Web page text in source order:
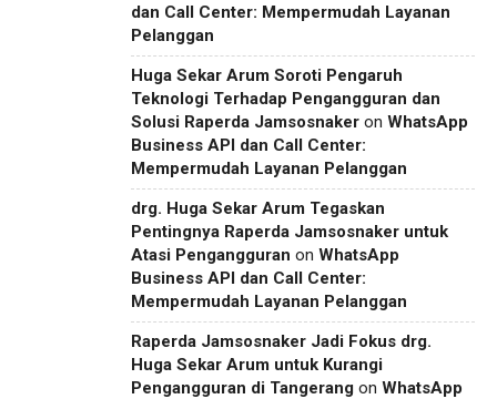
dan Call Center: Mempermudah Layanan
Pelanggan
Huga Sekar Arum Soroti Pengaruh
Teknologi Terhadap Pengangguran dan
Solusi Raperda Jamsosnaker on WhatsApp
Business API dan Call Center:
Mempermudah Layanan Pelanggan
drg. Huga Sekar Arum Tegaskan
Pentingnya Raperda Jamsosnaker untuk
Atasi Pengangguran on WhatsApp
Business API dan Call Center:
Mempermudah Layanan Pelanggan
Raperda Jamsosnaker Jadi Fokus drg.
Huga Sekar Arum untuk Kurangi
Pengangguran di Tangerang on WhatsApp